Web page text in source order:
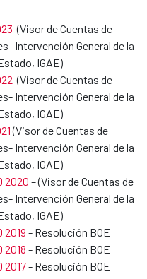
(Visor de Cuentas de
Intervención General de la
IGAE)
(Visor de Cuentas de
Intervención General de la
IGAE)
(Visor de Cuentas de
Intervención General de la
IGAE)
2020 – (Visor de Cuentas de
Intervención General de la
IGAE)
2019 - Resolución BOE
2018 - Resolución BOE
2017- Resolución BOE